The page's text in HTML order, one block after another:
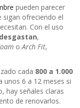
pueden parecer
sigan ofreciendo el
Con el uso
,
oArch Fit,
cada 800 a 1.000
unos 6 a 12 meses si
hay señales claras
de renovarlos.